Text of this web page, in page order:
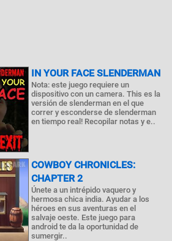
IN YOUR FACE SLENDERMAN
Nota: este juego requiere un
dispositivo con un camera. This es la
versión de slenderman en el que
correr y esconderse de slenderman
en tiempo real! Recopilar notas y e..
COWBOY CHRONICLES:
CHAPTER 2
Únete a un intrépido vaquero y
hermosa chica india. Ayudar a los
héroes en sus aventuras en el
salvaje oeste. Este juego para
android te da la oportunidad de
sumergir..